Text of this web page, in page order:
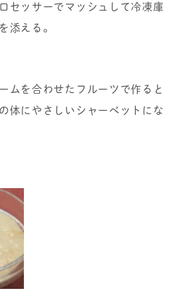
セッサーでマッシュして冷凍庫
添える。
ムを合わせたフルーツで作ると
体にやさしいシャーベットにな